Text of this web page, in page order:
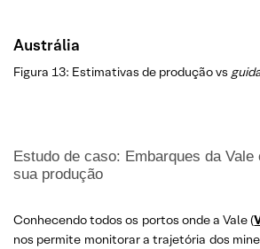
Austrália
Figura 13: Estimativas de produção vs
Estudo de caso: Embarques da Vale
sua produção
Conhecendo todos os portos onde a Vale (
nos permite monitorar a trajetória dos